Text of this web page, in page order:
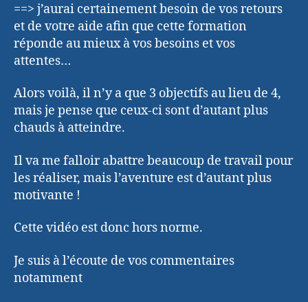
==> j’aurai certainement besoin de vos retours
et de votre aide afin que cette formation
réponde au mieux à vos besoins et vos
attentes…
Alors voilà, il n’y a que 3 objectifs au lieu de 4,
mais je pense que ceux-ci sont d’autant plus
chauds à atteindre.
Il va me falloir abattre beaucoup de travail pour
les réaliser, mais l’aventure est d’autant plus
motivante !
Cette vidéo est donc hors norme.
Je suis à l’écoute de vos commentaires
notamment